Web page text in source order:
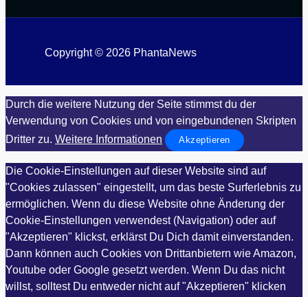
Copyright © 2026 PhantaNews
Durch die weitere Nutzung der Seite stimmst du der
Verwendung von Cookies und von eingebundenen Skripten
Dritter zu. Weitere Informationen Akzeptieren
Die Cookie-Einstellungen auf dieser Website sind auf
"Cookies zulassen" eingestellt, um das beste Surferlebnis zu
ermöglichen. Wenn du diese Website ohne Änderung der
Cookie-Einstellungen verwendest (Navigation) oder auf
"Akzeptieren" klickst, erklärst Du Dich damit einverstanden.
Dann können auch Cookies von Drittanbietern wie Amazon,
Youtube oder Google gesetzt werden. Wenn Du das nicht
willst, solltest Du entweder nicht auf "Akzeptieren" klicken